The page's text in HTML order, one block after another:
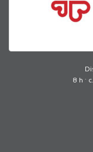
8 h ·